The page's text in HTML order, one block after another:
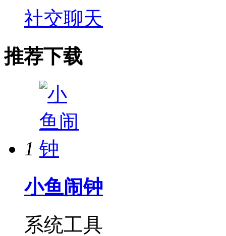
社交聊天
推荐下载
1
小鱼闹钟
系统工具